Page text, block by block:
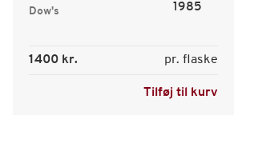
Dow's 1985
1400 kr. pr. flaske
Tilføj til kurv